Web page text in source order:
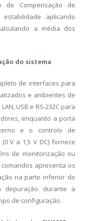
de Compensação de
aplicando
a média dos
do sistema
de interfaces para
e ambientes de
USB e RS-232C para
enquanto a porta
e o controlo de
V a 1,5 V DC) fornece
de monitorização ou
apresenta os
na parte inferior do
depuração durante a
de configuração.